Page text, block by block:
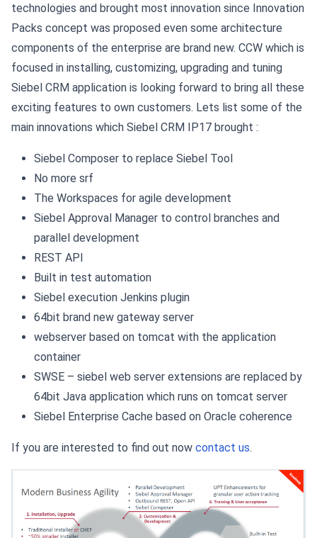
technologies and brought most innovation since Innovation
Packs concept was proposed even some architecture
components of the enterprise are brand new. CCW which is
focused in installing, customizing, upgrading and tuning
Siebel CRM application is looking forward to bring all these
exciting features to own customers. Lets list some of the
main innovations which Siebel CRM IP17 brought :
Siebel Composer to replace Siebel Tool
No more srf
The Workspaces for agile development
Siebel Approval Manager to control branches and
parallel development
REST API
Built in test automation
Siebel execution Jenkins plugin
64bit brand new gateway server
webserver based on tomcat with the application
container
SWSE – siebel web server extensions are replaced by
64bit Java application which runs on tomcat server
Siebel Enterprise Cache based on Oracle coherence
If you are interested to find out now contact us.